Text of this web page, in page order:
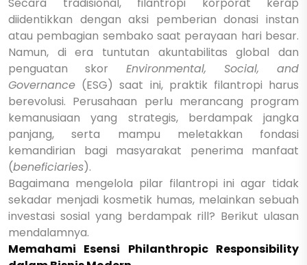
diidentikkan dengan aksi pemberian donasi instan
atau pembagian sembako saat perayaan hari besar.
Namun, di era tuntutan akuntabilitas global dan
penguatan skor Environmental, Social, and
Governance (ESG) saat ini, praktik filantropi harus
berevolusi. Perusahaan perlu merancang program
kemanusiaan yang strategis, berdampak jangka
panjang, serta mampu meletakkan fondasi
kemandirian bagi masyarakat penerima manfaat
(beneficiaries).
Bagaimana mengelola pilar filantropi ini agar tidak
sekadar menjadi kosmetik humas, melainkan sebuah
investasi sosial yang berdampak rill? Berikut ulasan
mendalamnya.
Memahami Esensi Philanthropic Responsibility